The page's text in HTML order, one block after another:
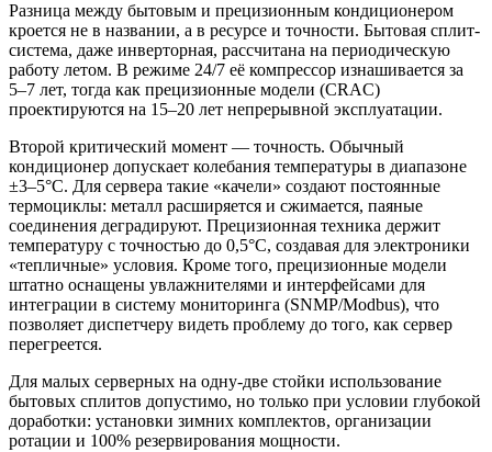
Разница между бытовым и прецизионным кондиционером
кроется не в названии, а в ресурсе и точности. Бытовая сплит-
система, даже инверторная, рассчитана на периодическую
работу летом. В режиме 24/7 её компрессор изнашивается за
5–7 лет, тогда как прецизионные модели (CRAC)
проектируются на 15–20 лет непрерывной эксплуатации.
Второй критический момент — точность. Обычный
кондиционер допускает колебания температуры в диапазоне
±3–5°C. Для сервера такие «качели» создают постоянные
термоциклы: металл расширяется и сжимается, паяные
соединения деградируют. Прецизионная техника держит
температуру с точностью до 0,5°C, создавая для электроники
«тепличные» условия. Кроме того, прецизионные модели
штатно оснащены увлажнителями и интерфейсами для
интеграции в систему мониторинга (SNMP/Modbus), что
позволяет диспетчеру видеть проблему до того, как сервер
перегреется.
Для малых серверных на одну-две стойки использование
бытовых сплитов допустимо, но только при условии глубокой
доработки: установки зимних комплектов, организации
ротации и 100% резервирования мощности.